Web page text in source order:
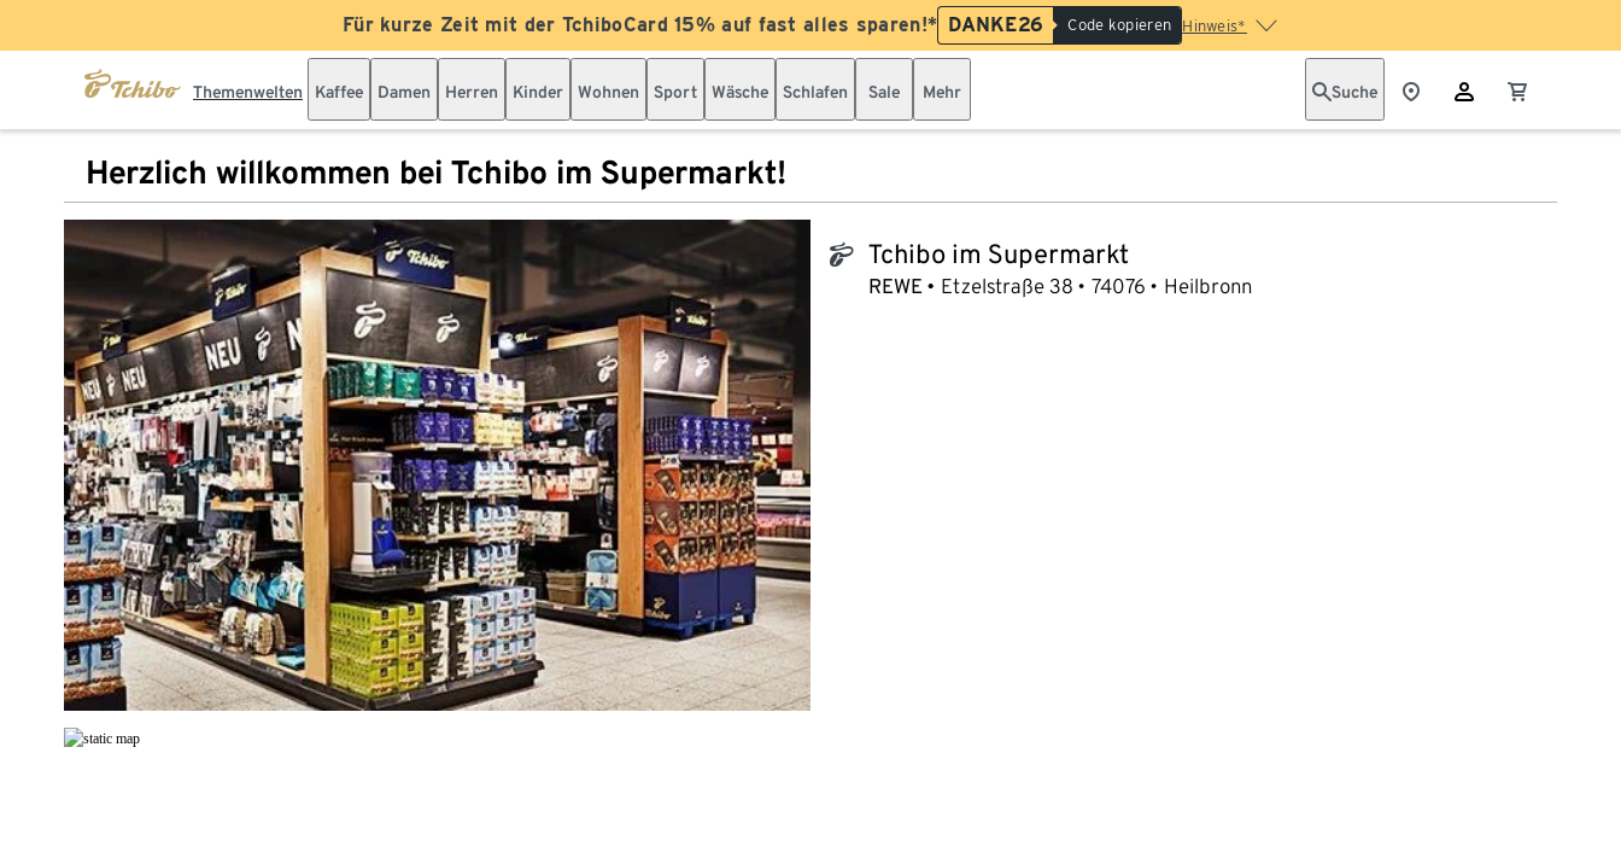
Für kurze Zeit mit der TchiboCard 15% auf fast alles sparen!* DANKE26 Code kopieren Hinweis*
Themenwelten Kaffee Damen Herren Kinder Wohnen Sport Wäsche Schlafen Sale Mehr Suche
Herzlich willkommen bei Tchibo im Supermarkt!
tchibo_logo Tchibo im Supermarkt
REWE Etzelstraße 38 74076 Heilbronn